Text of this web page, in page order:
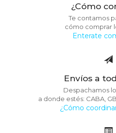
¿Cómo
Te contamos
cómo comprar
Enterate
Envíos a
Despachamos
a donde estés: CABA,
¿Cómo